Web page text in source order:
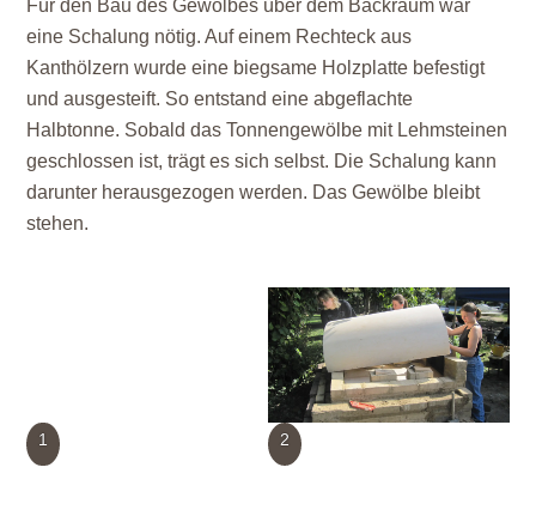
Für den Bau des Gewölbes über dem Backraum war
eine Schalung nötig. Auf einem Rechteck aus
Kanthölzern wurde eine biegsame Holzplatte befestigt
und ausgesteift. So entstand eine abgeflachte
Halbtonne. Sobald das Tonnengewölbe mit Lehmsteinen
geschlossen ist, trägt es sich selbst. Die Schalung kann
darunter herausgezogen werden. Das Gewölbe bleibt
stehen.
1 2